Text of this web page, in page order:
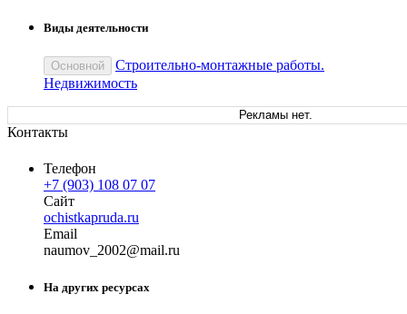
Виды деятельности
Основной
Строительно-монтажные работы.
Недвижимость
Рекламы нет.
Контакты
Телефон
+7 (903) 108 07 07
Сайт
ochistkapruda.ru
Email
naumov_2002@mail.ru
На других ресурсах